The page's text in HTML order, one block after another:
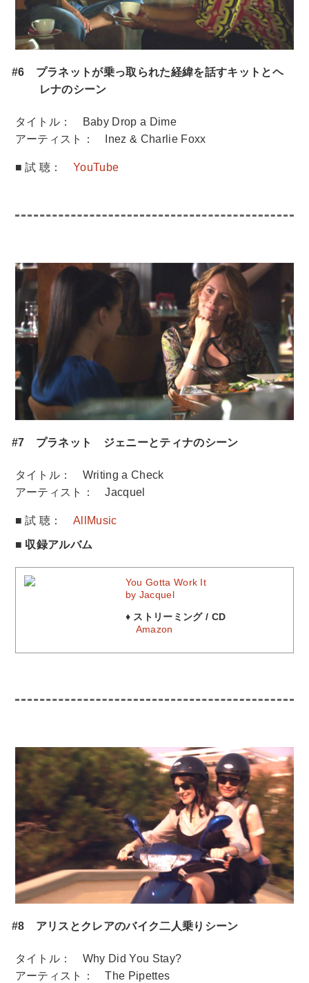
#6 プラネットが乗っ取られた経緯を話すキットとヘ
レナのシーン
タイトル： Baby Drop a Dime
アーティスト： Inez & Charlie Foxx
■ 試 聴：YouTube
#7 プラネット ジェニーとティナのシーン
タイトル： Writing a Check
アーティスト： Jacquel
■ 試 聴：AllMusic
■ 収録アルバム
You Gotta Work It
by Jacquel
♦ ストリーミング / CD
Amazon
#8 アリスとクレアのバイク二人乗りシーン
タイトル： Why Did You Stay?
アーティスト： The Pipettes